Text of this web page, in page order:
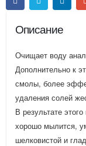
Описание
Очищает воду
Дополнительно к
смолы, более
удаления солей
В результате
хорошо мылится,
шелковистой и